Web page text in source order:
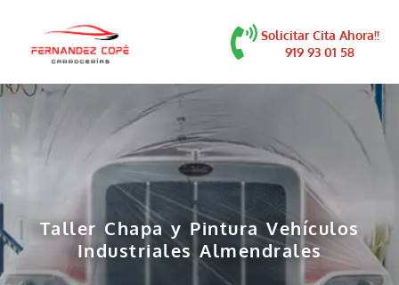
Solicitar Cita Ahora!!
919 93 01 58
Taller Chapa y Pintura Vehículos
Industriales Almendrales